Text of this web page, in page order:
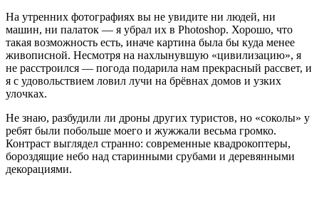
На утренних фотографиях вы не увидите ни людей, ни
машин, ни палаток — я убрал их в Photoshop. Хорошо, что
такая возможность есть, иначе картина была бы куда менее
живописной. Несмотря на нахлынувшую «цивилизацию», я
не расстроился — погода подарила нам прекрасный рассвет, и
я с удовольствием ловил лучи на брёвнах домов и узких
улочках.
Не знаю, разбудили ли дроны других туристов, но «соколы» у
ребят были побольше моего и жужжали весьма громко.
Контраст выглядел странно: современные квадрокоптеры,
бороздящие небо над старинными срубами и деревянными
декорациями.